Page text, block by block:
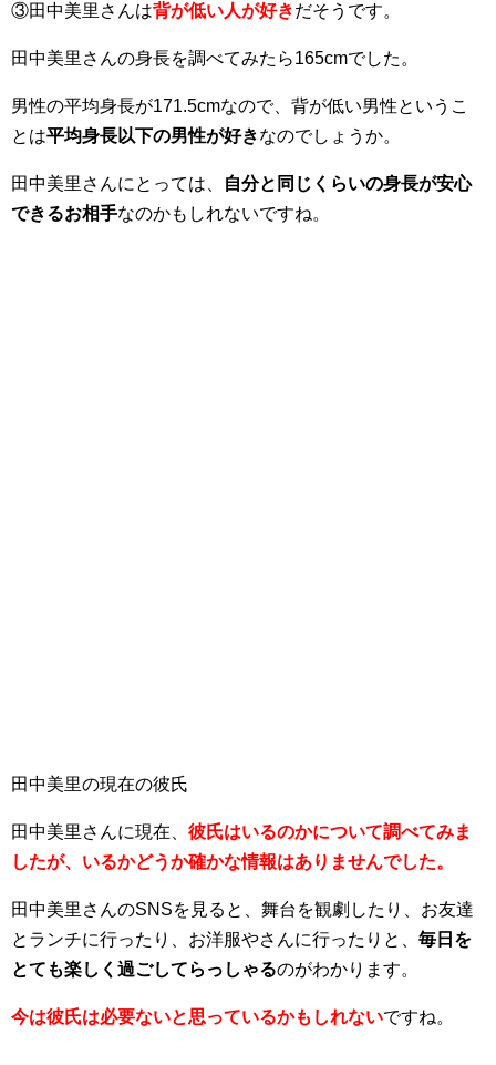
③田中美里さんは背が低い人が好きだそうです。
田中美里さんの身長を調べてみたら165cmでした。
男性の平均身長が171.5cmなので、背が低い男性というこ
とは平均身長以下の男性が好きなのでしょうか。
田中美里さんにとっては、
自分と同じくらいの身長が安心
できるお相手なのかもしれないですね。
田中美里の現在の彼氏
田中美里さんに現在、 彼氏はいるのかについて調べてみま
したが、いるかどうか確かな情報はありませんでした。
田中美里さんのSNSを見ると、舞台を観劇したり、お友達
とランチに行ったり、お洋服やさんに行ったりと、 毎日を
とても楽しく過ごしてらっしゃるのがわかります。
今は彼氏は必要ないと思っているかもしれないですね。